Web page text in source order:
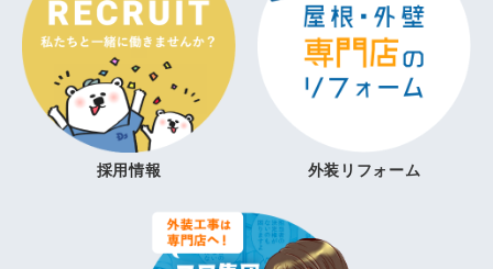
採用情報 外装リフォーム